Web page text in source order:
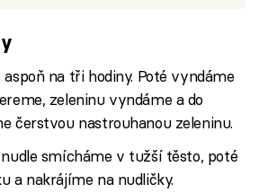
na tři hodiny. Poté vyndáme
zeleninu vyndáme a do
čerstvou nastrouhanou zeleninu.
smícháme v tužší těsto, poté
a nakrájíme na nudličky.